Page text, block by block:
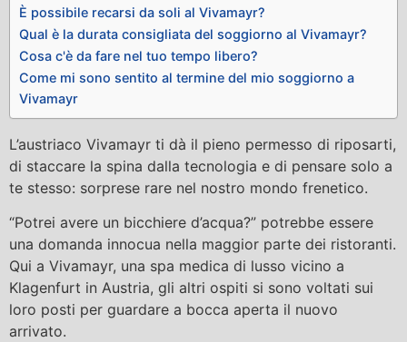
È possibile recarsi da soli al Vivamayr?
Qual è la durata consigliata del soggiorno al Vivamayr?
Cosa c'è da fare nel tuo tempo libero?
Come mi sono sentito al termine del mio soggiorno a
Vivamayr
L’austriaco Vivamayr ti dà il pieno permesso di riposarti,
di staccare la spina dalla tecnologia e di pensare solo a
te stesso: sorprese rare nel nostro mondo frenetico.
“Potrei avere un bicchiere d’acqua?” potrebbe essere
una domanda innocua nella maggior parte dei ristoranti.
Qui a Vivamayr, una spa medica di lusso vicino a
Klagenfurt in Austria, gli altri ospiti si sono voltati sui
loro posti per guardare a bocca aperta il nuovo
arrivato.